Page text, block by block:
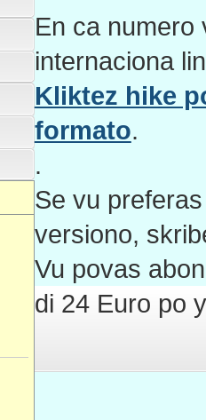
En ca numero
internaciona
Kliktez hike
formato.
.
Se vu
versiono,
Vu povas
di 24 Euro po